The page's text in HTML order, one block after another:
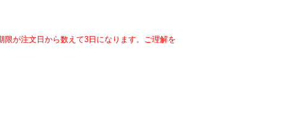
が注文日から数えて3日になります。ご理解を